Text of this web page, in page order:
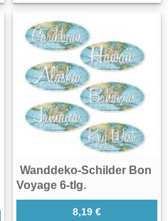
Wanddeko-Schilder Bon
Voyage 6-tlg.
8,19 €